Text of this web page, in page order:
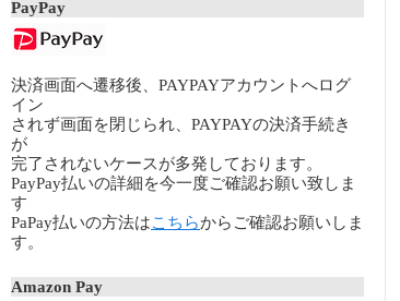
PayPay
決済画面へ遷移後、PAYPAYアカウントへログ
イン
されず画面を閉じられ、PAYPAYの決済手続き
が
完了されないケースが多発しております。
PayPay払いの詳細を今一度ご確認お願い致しま
す
PaPay払いの方法はこちらからご確認お願いしま
す。
Amazon Pay